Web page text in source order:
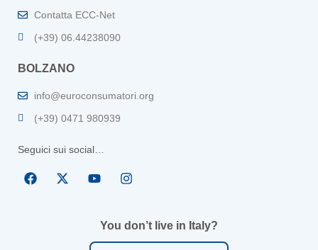
Contatta ECC-Net
(+39) 06.44238090
BOLZANO
info@euroconsumatori.org
(+39) 0471 980939
Seguici sui social…
You don’t live in Italy?